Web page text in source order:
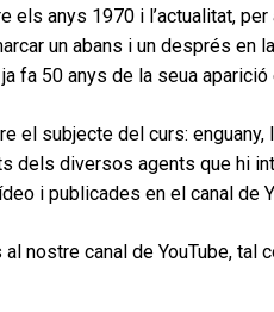
anys 1970 i l’actualitat,
un abans i un després en
fa 50 anys de la seua aparició
el subjecte del curs: enguany,
dels diversos agents que hi
i publicades en el canal de
nostre canal de YouTube, tal